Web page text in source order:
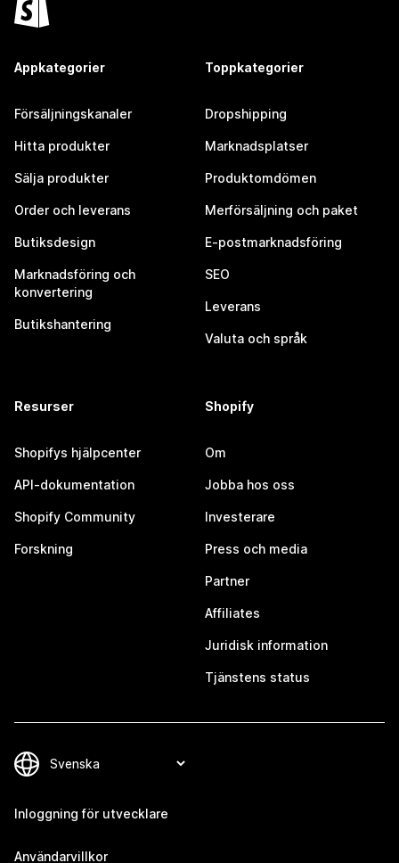
Appkategorier
Försäljningskanaler
Hitta produkter
Sälja produkter
Order och leverans
Butiksdesign
Marknadsföring och
konvertering
Butikshantering
Toppkategorier
Dropshipping
Marknadsplatser
Produktomdömen
Merförsäljning och paket
E-postmarknadsföring
SEO
Leverans
Valuta och språk
Resurser
Shopifys hjälpcenter
API-dokumentation
Shopify Community
Forskning
Shopify
Om
Jobba hos oss
Investerare
Press och media
Partner
Affiliates
Juridisk information
Tjänstens status
Inloggning för utvecklare
Användarvillkor